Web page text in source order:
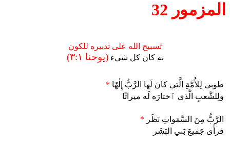
المزمور 32
تسبيح الله على تدبيره للكون
به كان كل شيء(يوحنا ٣:١)
طوبى لِلأُمَّةِ الَّتي كانَ لَها الرَّبُّ إِلٰهًا *
ولِلشَّعبِ الَّذي ٱختارَه لَه ميراثًا
الرَّبُّ مِنَ السَّمَواتِ نَظَر *
فرأَى جَميعَ بَني البَشَر